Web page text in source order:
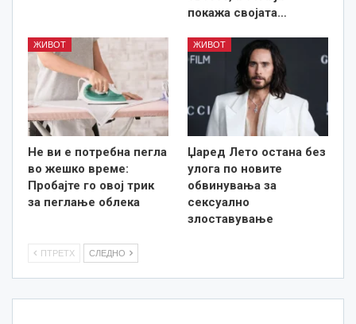
покажа својата…
ЖИВОТ
Не ви е потребна пегла
во жешко време:
Пробајте го овој трик
за пеглање облека
ЖИВОТ
Џаред Лето остана без
улога по новите
обвинувања за
сексуално
злоставување
ПТРЕТХ СЛЕДНО